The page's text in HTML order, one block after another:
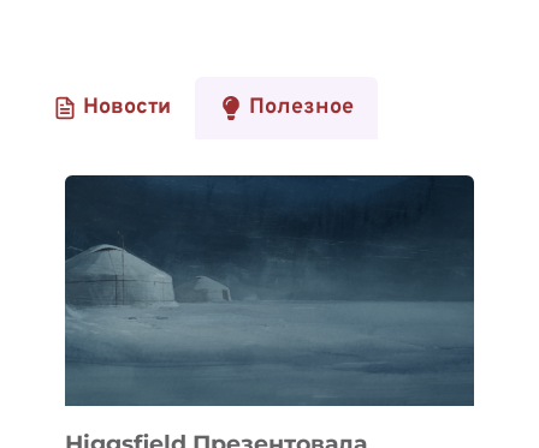
Новости Полезное